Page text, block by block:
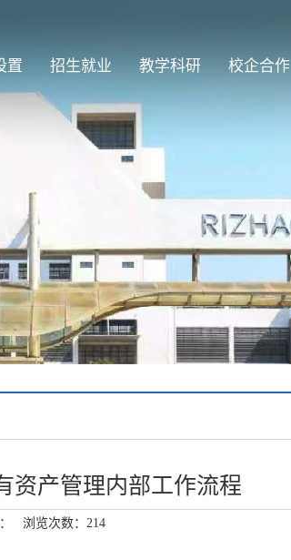
置 招生就业 教学科研 校企合作
资产管理内部工作流程
浏览次数： 214